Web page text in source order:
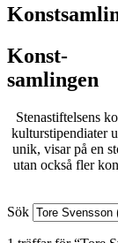
Konst-
samlingen
Stenastiftelsens
kulturstipendiater
unik, visar på en
utan också fler
Sök